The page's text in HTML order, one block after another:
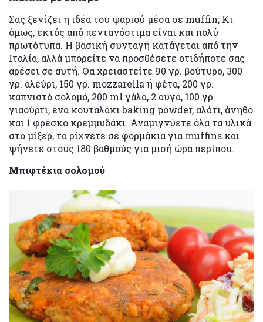
Σας ξενίζει η ιδέα του ψαριού μέσα σε muffin; Κι
όμως, εκτός από πεντανόστιμα είναι και πολύ
πρωτότυπα. Η βασική συνταγή κατάγεται από την
Ιταλία, αλλά μπορείτε να προσθέσετε οτιδήποτε σας
αρέσει σε αυτή. Θα χρειαστείτε 90 γρ. βούτυρο, 300
γρ. αλεύρι, 150 γρ. mozzarella ή φέτα, 200 γρ.
καπνιστό σολομό, 200 ml γάλα, 2 αυγά, 100 γρ.
γιαούρτι, ένα κουταλάκι baking powder, αλάτι, άνηθο
και 1 φρέσκο κρεμμυδάκι. Αναμιγνύετε όλα τα υλικά
στο μίξερ, τα ρίχνετε σε φορμάκια για muffins και
ψήνετε στους 180 βαθμούς για μισή ώρα περίπου.
Μπιφτέκια σολομού